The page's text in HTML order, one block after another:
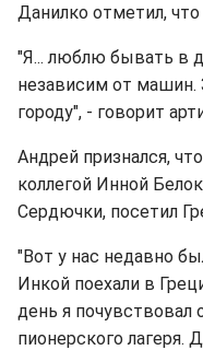
Данилко отметил,
"Я... люблю бывать в
независим от машин.
городу", - говорит
Андрей признался,
коллегой Инной
Сердючки, посетил
"Вот у нас недавно
Инкой поехали в
день я
пионерского лагеря.